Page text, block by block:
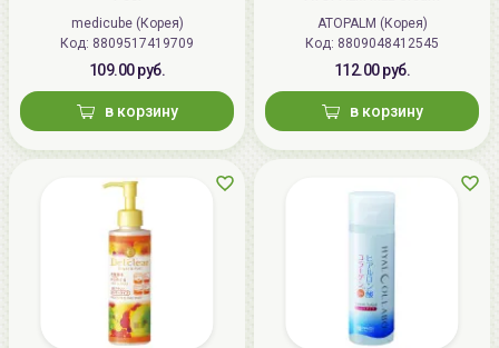
medicube (Корея)
Код: 8809517419709
109.00 руб.
в корзину
ATOPALM (Корея)
Код: 8809048412545
112.00 руб.
в корзину